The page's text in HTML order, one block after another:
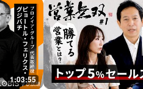
1:03:55